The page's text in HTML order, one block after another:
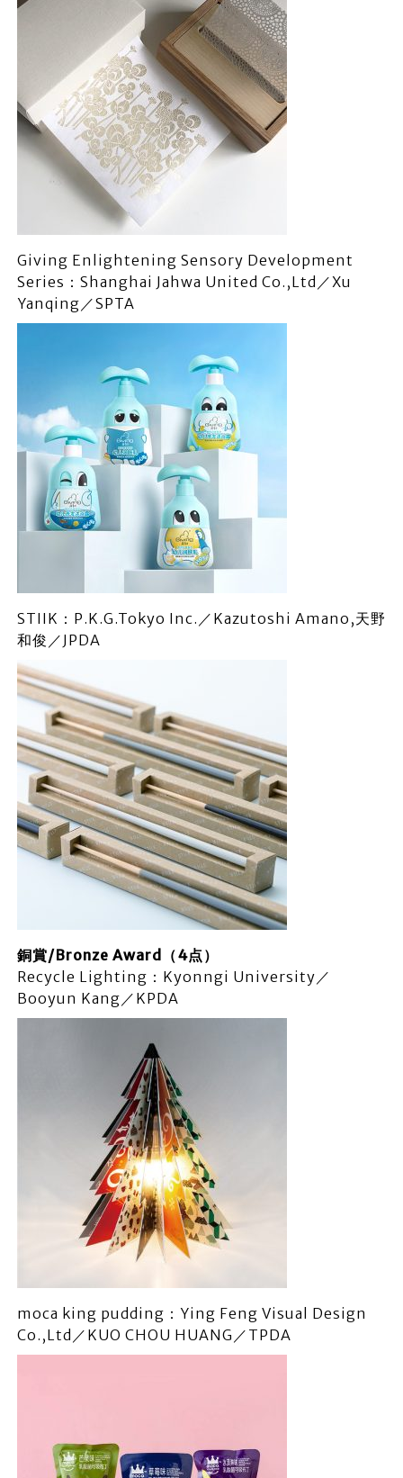
Giving Enlightening Sensory Development
Series：Shanghai Jahwa United Co.,Ltd／Xu
Yanqing／SPTA
STIIK：P.K.G.Tokyo Inc.／Kazutoshi Amano,天野
和俊／JPDA
銅賞/Bronze Award（4点）
Recycle Lighting：Kyonngi University／
Booyun Kang／KPDA
moca king pudding：Ying Feng Visual Design
Co.,Ltd／KUO CHOU HUANG／TPDA